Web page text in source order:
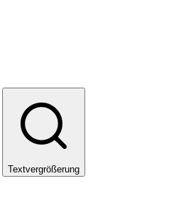
Textvergrößerung